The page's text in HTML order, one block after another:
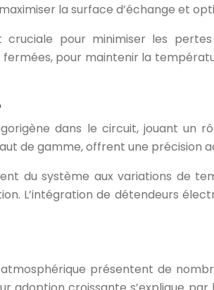
la surface d’échange et
pour minimiser les
pour maintenir la
dans le circuit, jouant un
de gamme, offrent une
du système aux variations de
L’intégration de détendeurs
présentent de